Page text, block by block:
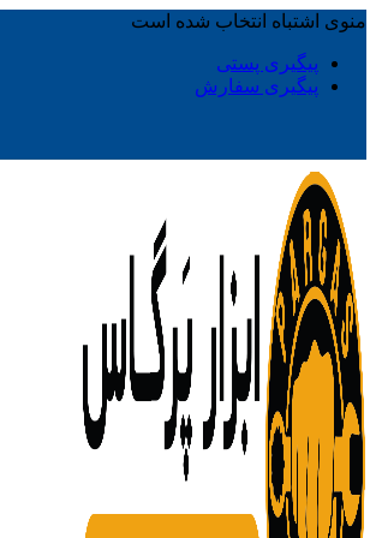
منوی اشتباه انتخاب شده است
پیگیری پستی
پیگیری سفارش